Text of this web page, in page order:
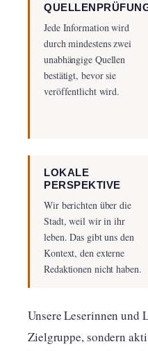
Jede Information wird
durch mindestens zwei
unabhängige Quellen
bestätigt, bevor sie
veröffentlicht wird.
LOKALE
PERSPEKTIVE
Wir berichten über die
Stadt, weil wir in ihr
leben. Das gibt uns den
Kontext, den externe
Redaktionen nicht haben.
Unsere Leserinnen und
Zielgruppe, sondern